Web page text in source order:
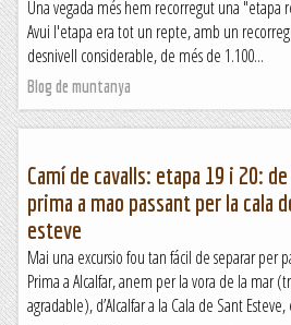
Una vegada més hem recorregut una "etapa
Avui l'etapa era tot un repte, amb un
desnivell considerable, de més de 1.100...
Blog de muntanya
Camí de cavalls: etapa 19 i 20:
prima a mao passant per la cala
esteve
Mai una excursio fou tan fácil de separar per
Prima a Alcalfar, anem per la vora de la mar
agradable), d’Alcalfar a la Cala de Sant Esteve,